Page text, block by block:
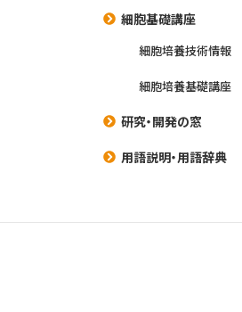
細胞基礎講座
細胞培養技術情報
細胞培養基礎講座
研究・開発の窓
用語説明・用語辞典